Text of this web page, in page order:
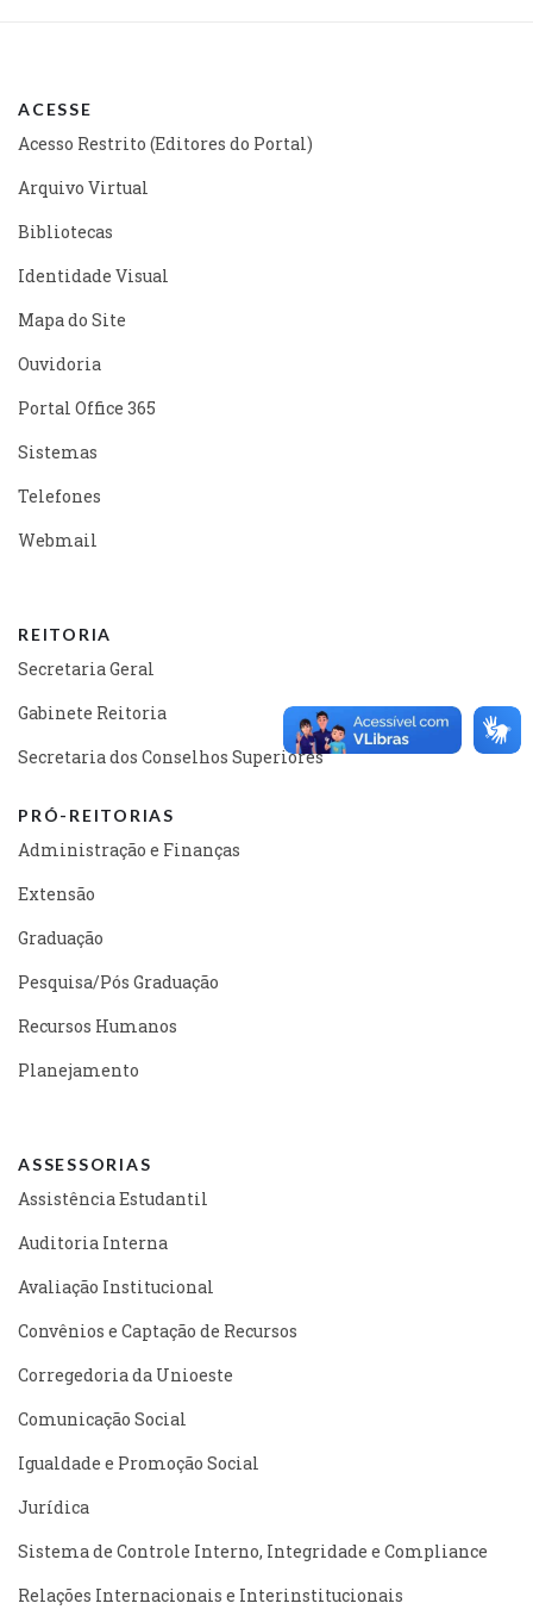
ACESSE
Acesso Restrito (Editores do Portal)
Arquivo Virtual
Bibliotecas
Identidade Visual
Mapa do Site
Ouvidoria
Portal Office 365
Sistemas
Telefones
Webmail
REITORIA
Secretaria Geral
Gabinete Reitoria
Secretaria dos Conselhos Superiores
PRÓ-REITORIAS
Administração e Finanças
Extensão
Graduação
Pesquisa/Pós Graduação
Recursos Humanos
Planejamento
ASSESSORIAS
Assistência Estudantil
Auditoria Interna
Avaliação Institucional
Convênios e Captação de Recursos
Corregedoria da Unioeste
Comunicação Social
Igualdade e Promoção Social
Jurídica
Sistema de Controle Interno, Integridade e Compliance
Relações Internacionais e Interinstitucionais